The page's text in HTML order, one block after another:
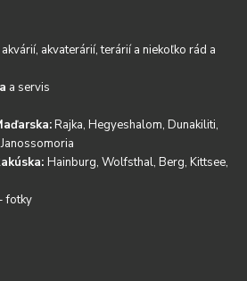
akvárií, akvaterárií, terárií a niekoľko rád a
a servis
Rajka, Hegyeshalom, Dunakiliti,
Hainburg, Wolfsthal, Berg, Kittsee,
fotky